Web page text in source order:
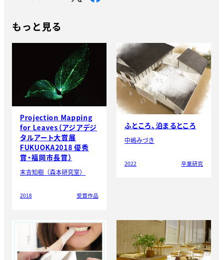
もっと見る
Projection Mapping
for Leaves（アジアデジ
タルアート大賞展
FUKUOKA2018 優秀
賞・福岡市長賞）
末吉知樹（森本研究室）
2018 受賞作品
ふところ、泊まるところ
中嶋みづき
2022 卒業研究